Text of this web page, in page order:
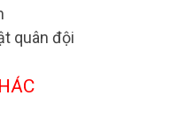
quân đội